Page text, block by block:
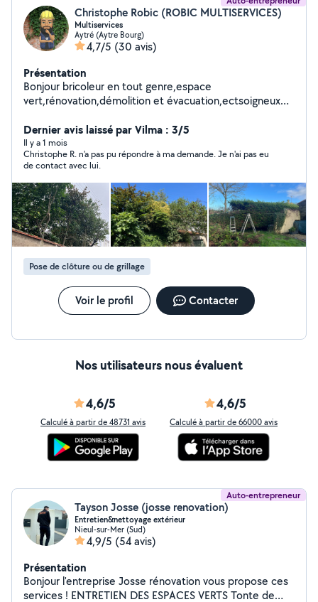
Christophe Robic (ROBIC MULTISERVICES)
Multiservices
Aytré (Aytre Bourg)
4,7/5 (30 avis)
Présentation
Bonjour bricoleur en tout genre,espace
vert,rénovation,démolition et évacuation,ectsoigneux
Dernier avis laissé par Vilma : 3/5
Il y a 1 mois
Christophe R. n'a pas pu répondre à ma demande. Je n'ai pas eu
de contact avec lui.
Pose de clôture ou de grillage
Voir le profil Contacter
Nos utilisateurs nous évaluent
4,6/5
Calculé à partir de 48731 avis
4,6/5
Calculé à partir de 66000 avis
Auto-entrepreneur
Tayson Josse (josse renovation)
Entretien&nettoyage extérieur
Nieul-sur-Mer (Sud)
4,9/5 (54 avis)
Présentation
Bonjour l'entreprise Josse rénovation vous propose ces
services ! ENTRETIEN DES ESPACES VERTS Tonte de